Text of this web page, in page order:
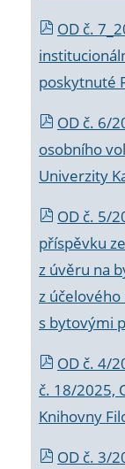
OD č.
poskytnuté
OD č. 6/
osobního
Univerzity
OD č. 5/
příspěvku
z úvěru na
z
s bytovými
OD č. 4/
č. 18/2025,
Knihovny
OD č. 3/